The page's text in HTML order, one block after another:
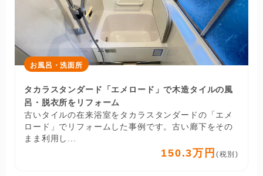
お風呂・洗面所
タカラスタンダード「エメロード」で木造タイルの風
呂・脱衣所をリフォーム
古いタイルの在来浴室をタカラスタンダードの「エメ
ロード」でリフォームした事例です。古い廊下をその
まま利用し...
150.3万円 (税別)